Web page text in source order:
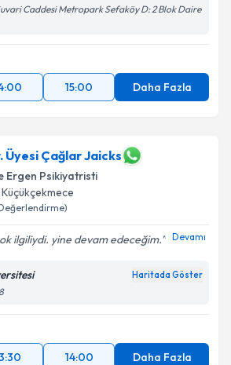
Caddesi Metropark Sefaköy D: 2 Blok Daire
15:00 Daha Fazla
Üyesi Çağlar Jaicks
Ergen Psikiyatristi
Küçükçekmece
ilgiliydi. yine devam edeceğim. Devamı
Haritada Göster
14:00 Daha Fazla